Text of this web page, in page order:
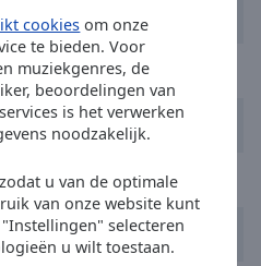
cookies om onze
te bieden. Voor
muziekgenres, de
beoordelingen van
is het verwerken
noodzakelijk.
u van de optimale
van onze website kunt
selecteren
u wilt toestaan.